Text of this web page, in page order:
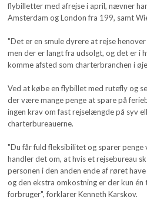
flybilletter med afrejse i april, nævner
Amsterdam og London fra 199, samt
"Det er en smule dyrere at rejse
men der er langt fra udsolgt, og det er i
komme afsted som charterbranchen i
Ved at købe en flybillet med rutefly og
der være mange penge at spare på
ingen krav om fast rejselængde på syv
charterbureauerne.
"Du får fuld fleksibilitet og sparer penge
handler det om, at hvis et rejsebureau
personen i den anden ende af røret
og den ekstra omkostning er der kun
forbruger", forklarer Kenneth Karskov.